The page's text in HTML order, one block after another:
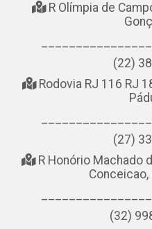
R Olímpia de
(22)
Rodovia RJ 116 RJ
(27)
R Honório Machado
Conceicao,
(32)